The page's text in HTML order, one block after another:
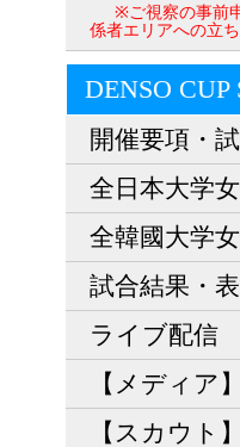
※ご視察の事前
係者エリアへの立
DENSO
開催要項・
全日本大学
全韓國大学
試合結果・
ライブ配信
【メディア
【スカウト